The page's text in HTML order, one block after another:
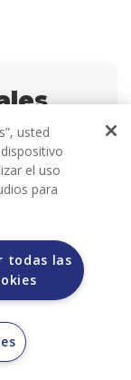
KB)
usted
el uso
para
todas las